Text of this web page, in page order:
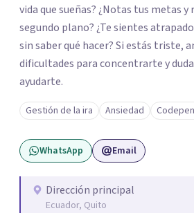
vida que sueñas? ¿Notas tus metas y
segundo plano? ¿Te sientes
sin saber qué hacer? Si estás triste,
dificultades para concentrarte y
ayudarte.
Gestión de la ira Ansiedad
WhatsApp Email
Dirección principal
Ecuador, Quito